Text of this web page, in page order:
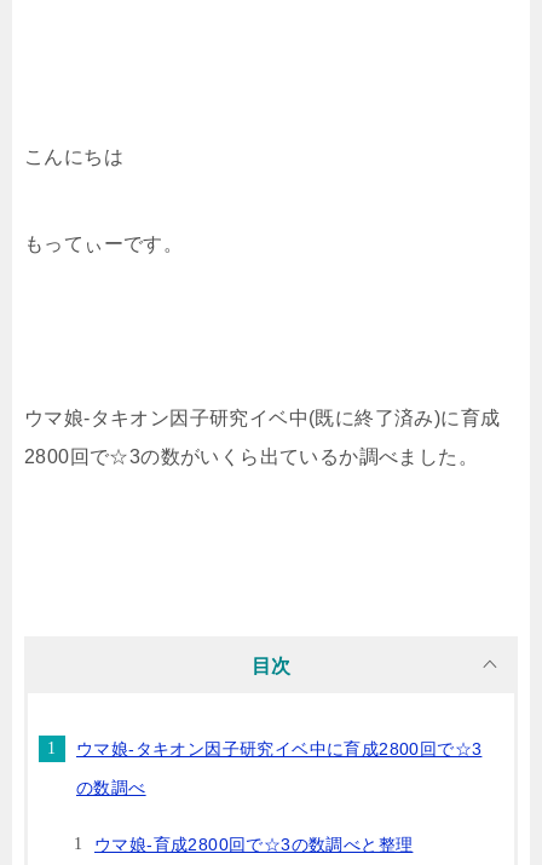
こんにちは
もってぃーです。
ウマ娘-タキオン因子研究イベ中(既に終了済み)に育成
2800回で☆3の数がいくら出ているか調べました。
目次
ウマ娘-タキオン因子研究イベ中に育成2800回で☆3
の数調べ
ウマ娘-育成2800回で☆3の数調べと整理